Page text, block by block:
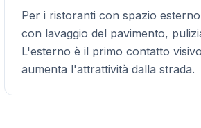
Per i ristoranti con spazio
con lavaggio del pavimento,
L'esterno è il primo contatto
aumenta l'attrattività dalla strada.